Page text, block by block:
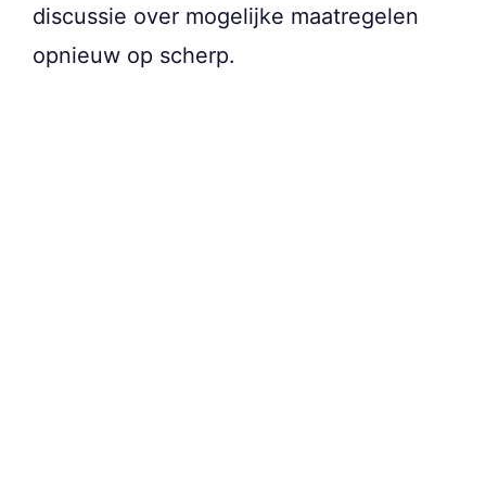
discussie over mogelijke maatregelen
opnieuw op scherp.